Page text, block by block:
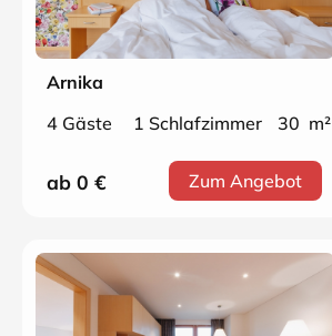
Arnika
4 Gäste
1 Schlafzimmer 30 m²
ab 0 € Zum Angebot